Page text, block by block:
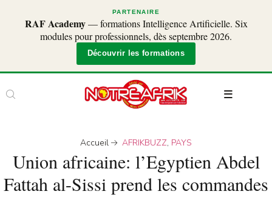
PARTENAIRE
RAF Academy— formations Intelligence Artificielle. Six
modules pour professionnels, dès septembre 2026.
Découvrir les formations
Accueil AFRIKBUZZ, PAYS
Union africaine: l’Egyptien Abdel
Fattah al-Sissi prend les commandes